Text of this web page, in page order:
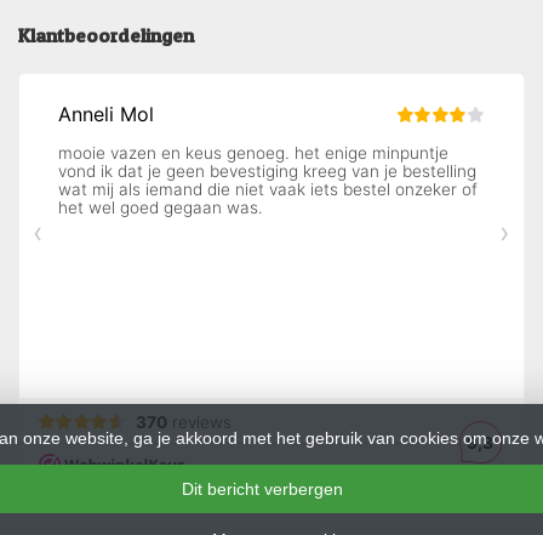
Klantbeoordelingen
onze website, ga je akkoord met het gebruik van cookies om onze
Dit bericht verbergen